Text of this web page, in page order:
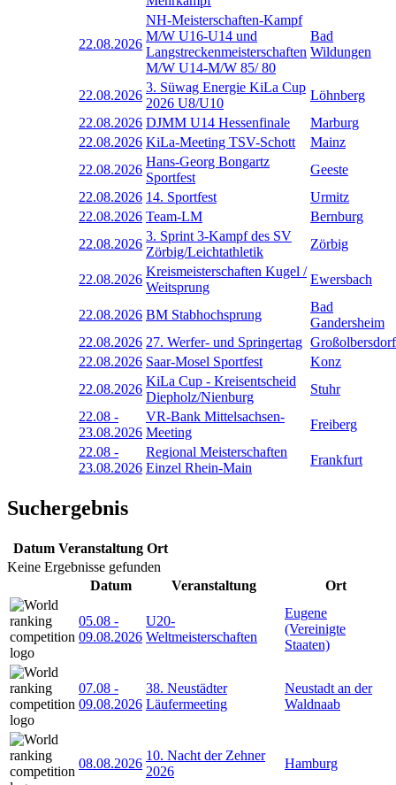
22.08.2026
NH-Meisterschaften-Kampf
M/W U16-U14 und
Langstreckenmeisterschaften
M/W U14-M/W 85/ 80
Bad
Wildungen
22.08.2026
3. Süwag Energie KiLa Cup
2026 U8/U10
Löhnberg
22.08.2026 DJMM U14 Hessenfinale
Marburg
22.08.2026 KiLa-Meeting TSV-Schott
Mainz
22.08.2026
Hans-Georg Bongartz
Sportfest
Geeste
22.08.2026 14. Sportfest
Urmitz
22.08.2026 Team-LM
Bernburg
22.08.2026
3. Sprint 3-Kampf des SV
Zörbig/Leichtathletik
Zörbig
22.08.2026
Kreismeisterschaften Kugel /
Weitsprung
Ewersbach
22.08.2026 BM Stabhochsprung
Bad
Gandersheim
22.08.2026 27. Werfer- und Springertag Großolbersdorf
22.08.2026 Saar-Mosel Sportfest
Konz
22.08.2026
KiLa Cup - Kreisentscheid
Diepholz/Nienburg
Stuhr
22.08 -
23.08.2026
VR-Bank Mittelsachsen-
Meeting
Freiberg
22.08 -
23.08.2026
Regional Meisterschaften
Einzel Rhein-Main
Frankfurt
Suchergebnis
Datum Veranstaltung Ort
Keine Ergebnisse gefunden
Datum
Veranstaltung Ort
05.08 -
09.08.2026
U20-
Weltmeisterschaften
Eugene
(Vereinigte
Staaten)
07.08 -
09.08.2026
38. Neustädter
Läufermeeting
Neustadt an der
Waldnaab
08.08.2026
10. Nacht der Zehner
2026
Hamburg